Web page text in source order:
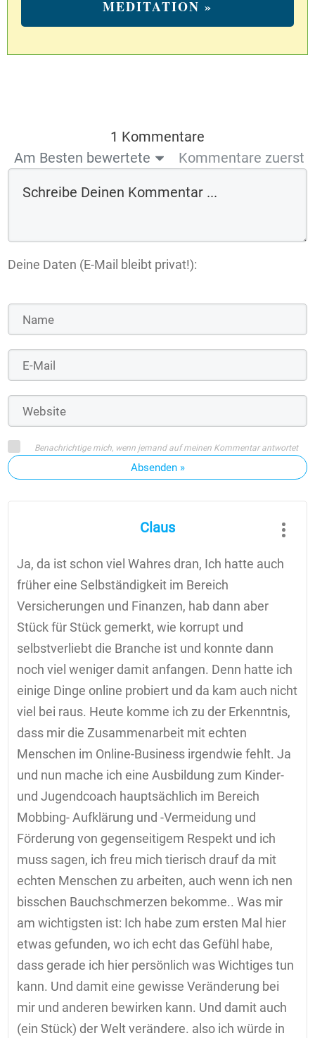
MEDITATION »
1 Kommentare
Am Besten bewertete
Kommentare zuerst
Deine Daten (E-Mail bleibt privat!):
Benachrichtige mich, wenn jemand auf meinen Kommentar antwortet
Absenden »
Claus
Ja, da ist schon viel Wahres dran, Ich hatte auch
früher eine Selbständigkeit im Bereich
Versicherungen und Finanzen, hab dann aber
Stück für Stück gemerkt, wie korrupt und
selbstverliebt die Branche ist und konnte dann
noch viel weniger damit anfangen. Denn hatte ich
einige Dinge online probiert und da kam auch nicht
viel bei raus. Heute komme ich zu der Erkenntnis,
dass mir die Zusammenarbeit mit echten
Menschen im Online-Business irgendwie fehlt. Ja
und nun mache ich eine Ausbildung zum Kinder-
und Jugendcoach hauptsächlich im Bereich
Mobbing- Aufklärung und -Vermeidung und
Förderung von gegenseitigem Respekt und ich
muss sagen, ich freu mich tierisch drauf da mit
echten Menschen zu arbeiten, auch wenn ich nen
bisschen Bauchschmerzen bekomme.. Was mir
am wichtigsten ist: Ich habe zum ersten Mal hier
etwas gefunden, wo ich echt das Gefühl habe,
dass gerade ich hier persönlich was Wichtiges tun
kann. Und damit eine gewisse Veränderung bei
mir und anderen bewirken kann. Und damit auch
(ein Stück) der Welt verändere. also ich würde in